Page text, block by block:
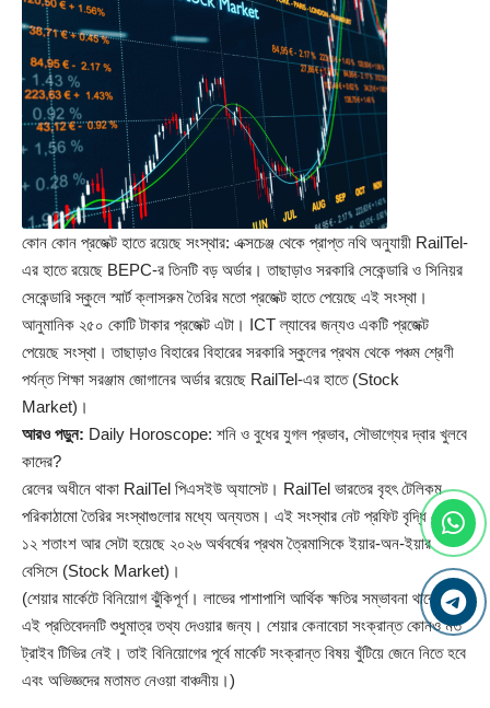
কোন কোন প্রজেক্ট হাতে রয়েছে সংস্থার: এক্সচেঞ্জ থেকে প্রাপ্ত নথি অনুযায়ী RailTel-
এর হাতে রয়েছে BEPC-র তিনটি বড় অর্ডার। তাছাড়াও সরকারি সেকেন্ডারি ও সিনিয়র
সেকেন্ডারি স্কুলে স্মার্ট ক্লাসরুম তৈরির মতো প্রজেক্ট হাতে পেয়েছে এই সংস্থা।
আনুমানিক ২৫০ কোটি টাকার প্রজেক্ট এটা। ICT ল্যাবের জন্যও একটি প্রজেক্ট
পেয়েছে সংস্থা। তাছাড়াও বিহারের বিহারের সরকারি স্কুলের প্রথম থেকে পঞ্চম শ্রেণী
পর্যন্ত শিক্ষা সরঞ্জাম জোগানের অর্ডার রয়েছে RailTel-এর হাতে (Stock
Market)।
আরও পড়ুন: Daily Horoscope: শনি ও বুধের যুগল প্রভাব, সৌভাগ্যের দ্বার খুলবে
কাদের?
রেলের অধীনে থাকা RailTel পিএসইউ অ্যাসেট। RailTel ভারতের বৃহৎ টেলিকম
পরিকাঠামো তৈরির সংস্থাগুলোর মধ্যে অন্যতম। এই সংস্থার নেট প্রফিট বৃদ্ধি পেয়েছে
১২ শতাংশ আর সেটা হয়েছে ২০২৬ অর্থবর্ষের প্রথম ত্রৈমাসিকে ইয়ার-অন-ইয়ার
বেসিসে (Stock Market)।
(শেয়ার মার্কেটে বিনিয়োগ ঝুঁকিপূর্ণ। লাভের পাশাপাশি আর্থিক ক্ষতির সম্ভাবনা থাকে।
এই প্রতিবেদনটি শুধুমাত্র তথ্য দেওয়ার জন্য। শেয়ার কেনাবেচা সংক্রান্ত কোনও মত
ট্রাইব টিভির নেই। তাই বিনিয়োগের পূর্বে মার্কেট সংক্রান্ত বিষয় খুঁটিয়ে জেনে নিতে হবে
এবং অভিজ্ঞদের মতামত নেওয়া বাঞ্চনীয়।)